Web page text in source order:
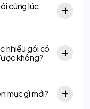
cùng lúc
nhiều gói có
không?
mục gì mới?